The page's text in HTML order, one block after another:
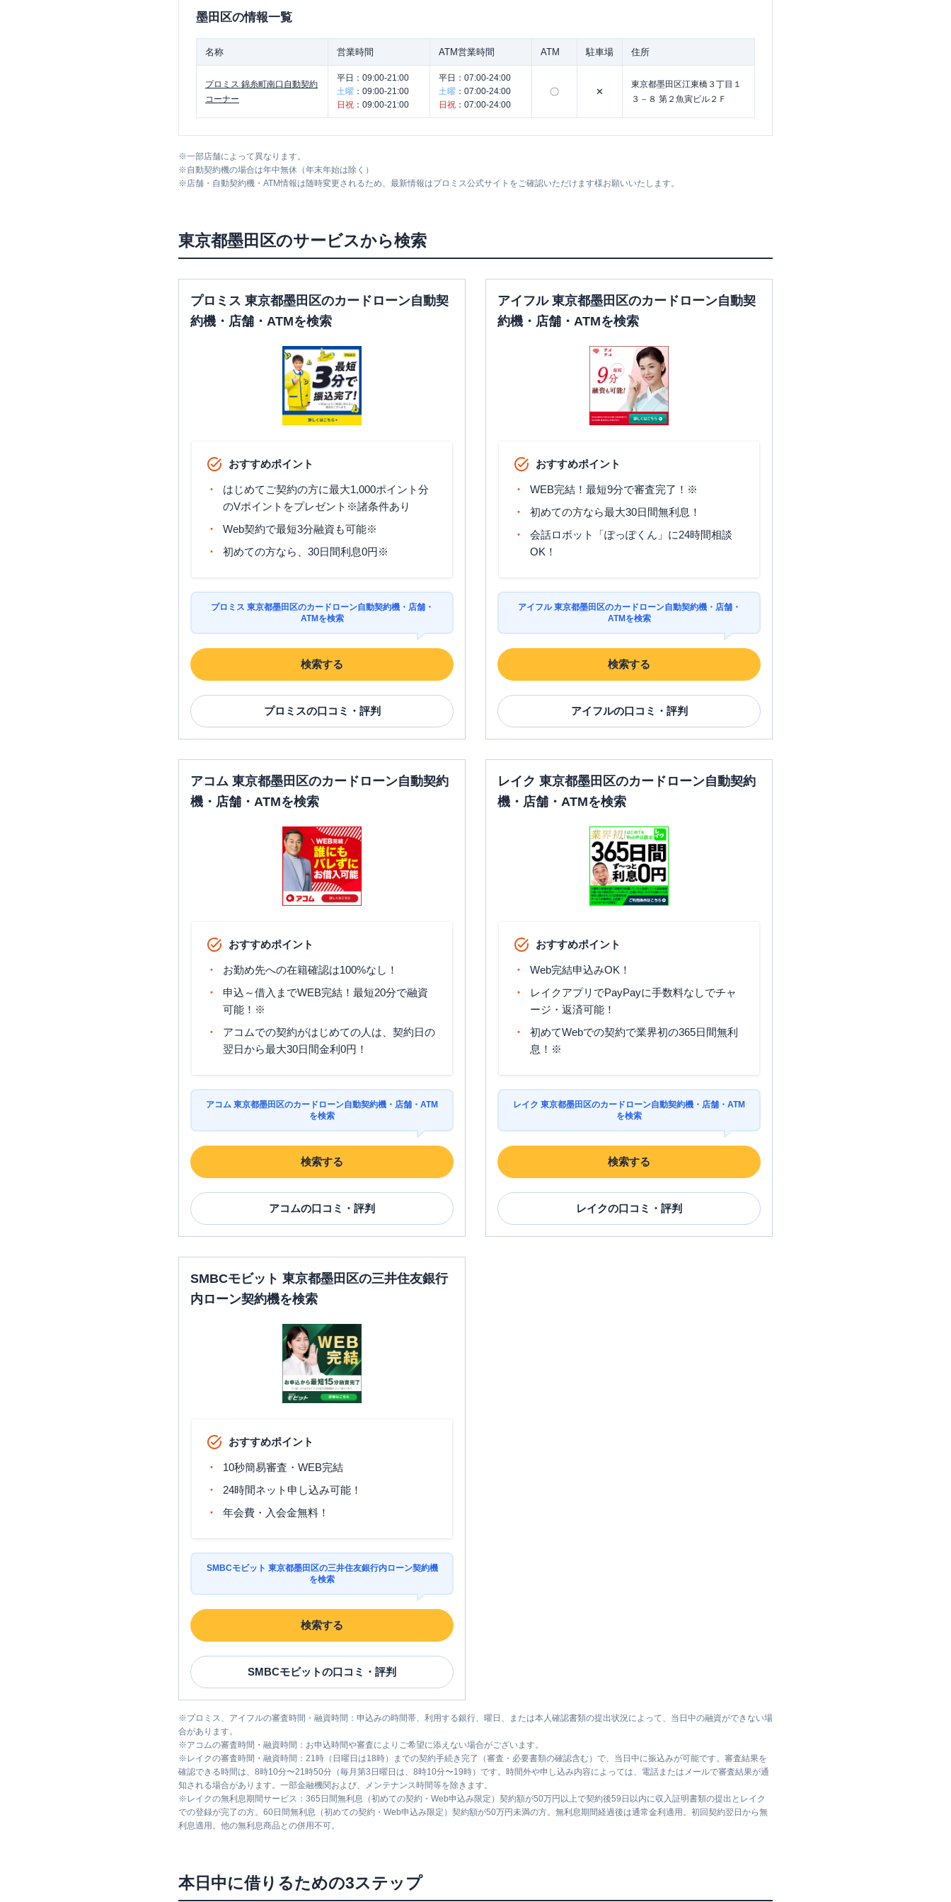
墨田区の情報一覧
名称 営業時間 ATM営業時間 ATM 駐車場 住所
プロミス 錦糸町南口自動契約
コーナー
平日： 09:00-21:00
土曜 ： 09:00-21:00
日祝 ： 09:00-21:00
平日： 07:00-24:00
土曜 ： 07:00-24:00
日祝 ： 07:00-24:00
〇 ✕
東京都墨田区江東橋３丁目１
３－８ 第２魚寅ビル２Ｆ
※一部店舗によって異なります。
※自動契約機の場合は年中無休（年末年始は除く）
※店舗・自動契約機・ATM情報は随時変更されるため、最新情報はプロミス公式サイトをご確認いただけます様お願いいたします。
東京都墨田区のサービスから検索
プロミス 東京都墨田区のカードローン自動契
約機・店舗・ATMを検索
おすすめポイント
はじめてご契約の方に最大1,000ポイント分
のVポイントをプレゼント※諸条件あり
Web契約で最短3分融資も可能※
初めての方なら、30日間利息0円※
プロミス 東京都墨田区のカードローン自動契約機・店舗・
ATMを検索
検索する
プロミスの口コミ・評判
アイフル 東京都墨田区のカードローン自動契
約機・店舗・ATMを検索
おすすめポイント
WEB完結！最短9分で審査完了！※
初めての方なら最大30日間無利息！
会話ロボット「ぽっぽくん」に24時間相談
OK！
アイフル 東京都墨田区のカードローン自動契約機・店舗・
ATMを検索
検索する
アイフルの口コミ・評判
アコム 東京都墨田区のカードローン自動契約
機・店舗・ATMを検索
おすすめポイント
お勤め先への在籍確認は100%なし！
申込～借入までWEB完結！最短20分で融資
可能！※
アコムでの契約がはじめての人は、契約日の
翌日から最大30日間金利0円！
アコム 東京都墨田区のカードローン自動契約機・店舗・ATM
を検索
検索する
アコムの口コミ・評判
レイク 東京都墨田区のカードローン自動契約
機・店舗・ATMを検索
おすすめポイント
Web完結申込みOK！
レイクアプリでPayPayに手数料なしでチャ
ージ・返済可能！
初めてWebでの契約で業界初の365日間無利
息！※
レイク 東京都墨田区のカードローン自動契約機・店舗・ATM
を検索
検索する
レイクの口コミ・評判
SMBCモビット 東京都墨田区の三井住友銀行
内ローン契約機を検索
おすすめポイント
10秒簡易審査・WEB完結
24時間ネット申し込み可能！
年会費・入会金無料！
SMBCモビット 東京都墨田区の三井住友銀行内ローン契約機
を検索
検索する
SMBCモビットの口コミ・評判
※プロミス、アイフルの審査時間・融資時間：申込みの時間帯、利用する銀行、曜日、または本人確認書類の提出状況によって、当日中の融資ができない場
合があります。
※アコムの審査時間・融資時間：お申込時間や審査によりご希望に添えない場合がございます。
※ レイクの審査時間・融資時間：21時（日曜日は18時）までの契約手続き完了（審査・必要書類の確認含む）で、当日中に振込みが可能です。審査結果を
確認できる時間は、8時10分〜21時50分（毎月第3日曜日は、8時10分〜19時）です。時間外や申し込み内容によっては、電話またはメールで審査結果が通
知される場合があります。一部金融機関および、メンテナンス時間等を除きます。
※ レイクの無利息期間サービス：365日間無利息（初めての契約・Web申込み限定）契約額が50万円以上で契約後59日以内に収入証明書類の提出とレイク
での登録が完了の方。60日間無利息（初めての契約・Web申込み限定）契約額が50万円未満の方。無利息期間経過後は通常金利適用。初回契約翌日から無
利息適用。他の無利息商品との併用不可。
本日中に借りるための3ステップ